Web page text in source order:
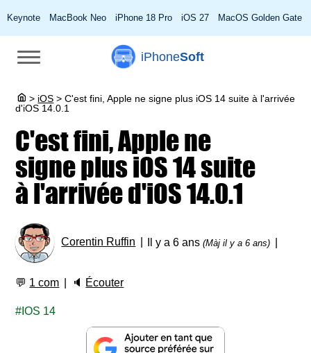
Keynote MacBook Neo iPhone 18 Pro iOS 27 MacOS Golden Gate
iPhoneSoft
> iOS > C'est fini, Apple ne signe plus iOS 14 suite à l'arrivée
d'iOS 14.0.1
C'est fini, Apple ne
signe plus iOS 14 suite
à l'arrivée d'iOS 14.0.1
Corentin Ruffin Il y a 6 ans(Màj il y a 6 ans)
💬 1 com 🔈 Écouter
IOS 14